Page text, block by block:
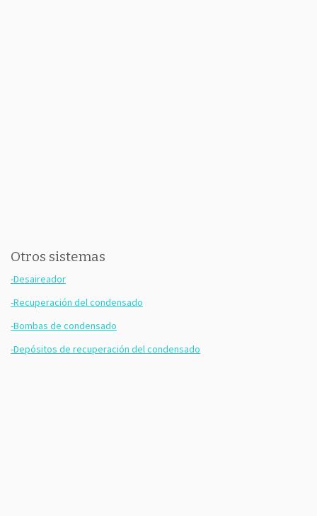
Otros sistemas
-Desaireador
-Recuperación del condensado
-Bombas de condensado
-Depósitos de recuperación del condensado